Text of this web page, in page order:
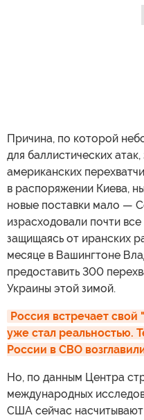
Причина, по которой
для баллистических
американских
в распоряжении Киева,
новые поставки мало —
израсходовали почти
защищаясь от иранских
месяце в Вашингтоне
предоставить 300
Украины этой зимой.
Россия встречает
уже стал реальностью.
России в СВО
Но, по данным Центра
международных
США сейчас